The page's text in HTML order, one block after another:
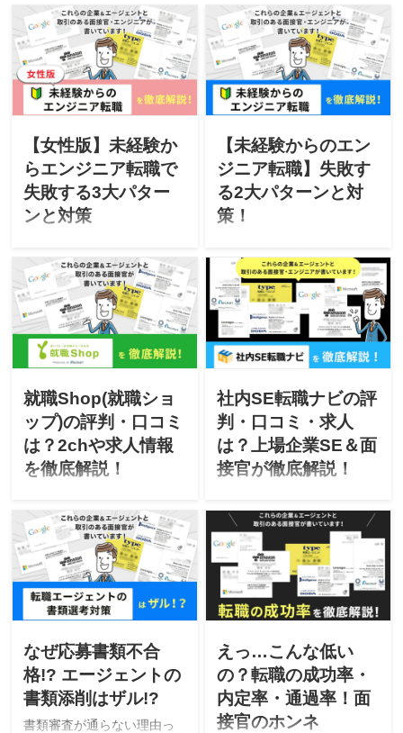
志望動機や職務経歴の欄に
も入力可能です。 次章から
具体的なキーワードと、コ
ールセンター、事務職、エ
ンジニア等のサンプルを紹
介します。 具体的な数字を
字を表すキーワード 具体的
な数字を表すキーワード 利
益、売上、工数、納期、前
年比、向上、シェア、アッ
プ 数字に直結する経験が面
志望動機・自己PR・職務経
歴書を書く際は、まず「具
体的な数字を表すキーワー
ド」使えないか自分の経験
を振り返るのが一番オスス
メ。 「具体的な数字」自己
売上前年比150％を達成。
ショップ店員が少ない中で
も効率的に販売できるよう
に各作業ごとの工数を明確
化し、無駄な業務を30%削
「具体的な数字」職務経歴
サンプル 2014年4月～2015
年3月：XXシステム開発 担
当：ディレクション 内容：
サイトオープン後のPV数が
前年比130％を実現。社長賞
をいただきました。 力強さ
を表すキーワード 力強さを
表すキーワード 力強さを表
すキーワード 達成、構築、
実施、貢献、実現…
否両論あるDYM就職を丸裸
に！辛口で素直な体験談で
「DYM就職登録から面談ま
での流れ」「面談内容・提
示求人と感想」「DYM就職
を使用する場合の注意点」
かります。
が、書類選考通過率が高い
人の3つの共通点を大公開！
書類選考の通過率を知りた
い人、書類選考の通過率を
劇的に上げたい人、書類落
ちの本当の理由を知りたい
を参考にすれば、書類通過
率を上がります！
【女性版】未経験か
らエンジニア転職で
失敗する3大パター
ンと対策
らエンジニアになれる
か？」「結婚・妊娠・出産
がハンデにならないか？」
「効率的にエンジニア転職
する方法は？」でお悩みの
方へ、IT企業面接官が「ど
も採用したくなるか」「ど
うやって効率的にエンジニ
ア転職するか」を紹介して
いきます。
【未経験からのエン
ジニア転職】失敗す
る2大パターンと対
策！
になれるか、その後の離職
率も知りたい」「効率的に
エンジニア転職する方法を
知りたい」お悩みの方へ、
IT企業面接官が「どういう
方なら未経験からでも採用
て効率的にエンジニア転職
するか」を採用サイドの考
え・転職者の体験談を交え
て紹介していきます。
就職Shop(就職ショ
ップ)の評判・口コミ
は？2chや求人情報
を徹底解説！
監修する転職成功バイブ
ル！転職成功に役立つ、採
用サイドからのリアルな情
報をお届け！今回は実際に
採用担当としてやりとりを
していて採用率が高い、大
ショップ(就職Shop)」の特
徴、レビュー、メリット・
デメリットを余すことなく
お伝えします。
社内SE転職ナビの評
判・口コミ・求人
は？上場企業SE＆面
接官が徹底解説！
監修するこのサイトでは、
転職成功に役立つ、採用サ
イドからのリアルな情報を
お届けしています。この記
事では社内SE専門の転職エ
ージェント「社内SE転職ナ
使い方・どんな人が使うべ
きか採用サイドから裏情報
も交えてお伝えします。
なぜ応募書類不合
格!? エージェントの
書類添削はザル!?
書類審査が通らない理由っ
えっ…こんな低い
の？転職の成功率・
内定率・通過率！面
接官のホンネ